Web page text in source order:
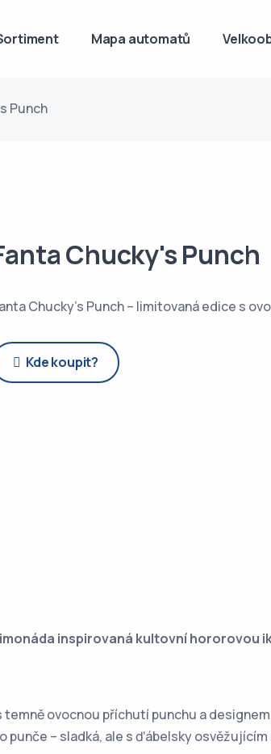
Mapa automatů
Punch
Chucky's Punch
Chucky’s Punch – limitovaná edice s
Kde koupit?
inspirovaná kultovní hororovou
ovocnou příchutí punchu a
– sladká, ale s ďábelsky